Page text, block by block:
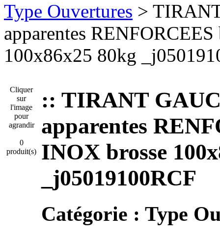
Type Ouvertures >
apparentes
100x86x25 80kg
Cliquer
sur
l'image
pour
agrandir
0
produit(s)
:: TIRANT
apparentes
INOX brosse
_j05019100RCF
Catégorie : Type